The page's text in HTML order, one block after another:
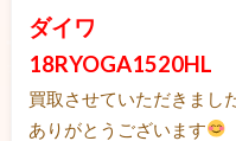
ダイワ
18RYOGA1520HL
買取させていただきまし
ありがとうございます